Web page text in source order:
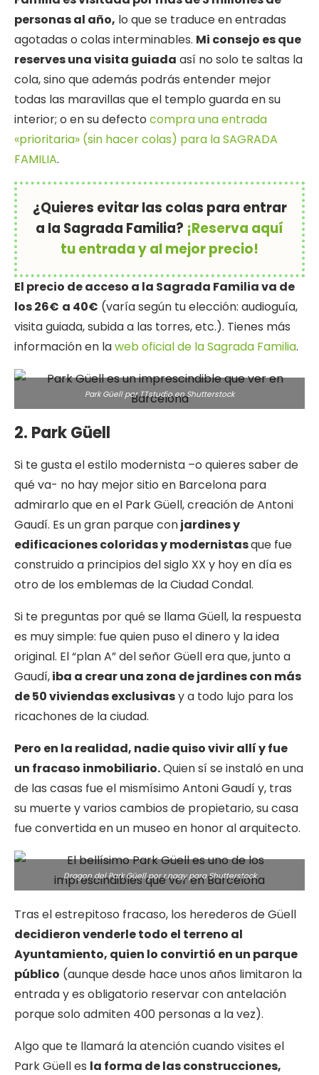
personas al año, lo que se traduce en entradas
agotadas o colas interminables. Mi consejo es que
reserves una visita guiada así no solo te saltas la
cola, sino que además podrás entender mejor
todas las maravillas que el templo guarda en su
interior; o en su defecto compra una entrada
«prioritaria» (sin hacer colas) para la SAGRADA
FAMILIA.
¿Quieres evitar las colas para entrar
a la Sagrada Familia? ¡Reserva aquí
tu entrada y al mejor precio!
El precio de acceso a la Sagrada Familia va de
los 26€ a 40€ (varía según tu elección: audioguía,
visita guiada, subida a las torres, etc.). Tienes más
información en laweb oficial de la Sagrada Familia.
Park Güell por TTstudio enShutterstock
2. Park Güell
Si te gusta el estilo modernista –o quieres saber de
qué va- no hay mejor sitio en Barcelona para
admirarlo que en el Park Güell, creación de Antoni
Gaudí. Es un gran parque conjardines y
edificaciones coloridas y modernistasque fue
construido a principios del siglo XX y hoy en día es
otro de los emblemas de la Ciudad Condal.
Si te preguntas por qué se llama Güell, la respuesta
es muy simple: fue quien puso el dinero y la idea
original. El “plan A” del señor Güell era que, junto a
Gaudí,iba a crear una zona de jardines con más
de 50 viviendas exclusivasy a todo lujo para los
ricachones de la ciudad.
Pero en la realidad, nadie quiso vivir allí y fue
un fracaso inmobiliario.Quien sí se instaló en una
de las casas fue el mismísimo Antoni Gaudí y, tras
su muerte y varios cambios de propietario, su casa
fue convertida en un museo en honor al arquitecto.
Dragon del Park Güell por r.nagy paraShutterstock
Tras el estrepitoso fracaso, los herederos de Güell
decidieron venderle todo el terreno al
Ayuntamiento, quien lo convirtió en un parque
público (aunque desde hace unos años limitaron la
entrada y es obligatorio reservar con antelación
porque solo admiten 400 personas a la vez).
Algo que te llamará la atención cuando visites el
Park Güell es la forma de las construcciones,